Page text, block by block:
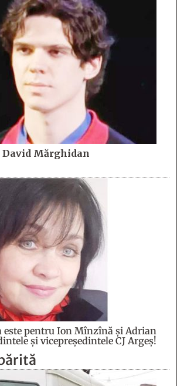
David Mărghidan
este pentru Ion Mînzînă şi Adrian
şi vicepreşedintele CJ Argeş!